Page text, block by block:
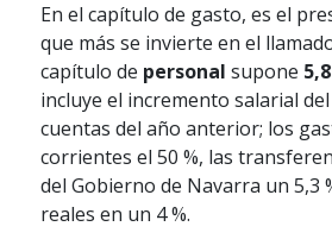
En el capítulo de gasto, es el
que más se invierte en el
capítulo de personal supone
incluye el incremento salarial
cuentas del año anterior; los
corrientes el 50 %, las
del Gobierno de Navarra un 5,3
reales en un 4 %.